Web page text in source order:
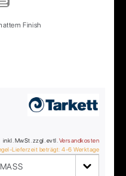
Finish
inkl. MwSt. zzgl. evtl. Versandkosten
Lieferzeit beträgt: 4-6 Werktage